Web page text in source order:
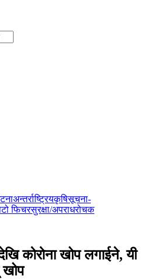
अन्तर्राष्ट्रियकृषिसूचना-
फिचरसुरक्षा/अपराधरोचक
कोरोना खोप लगाईने, यी
खोप